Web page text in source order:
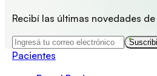
Recibí las últimas novedades
Pacientes